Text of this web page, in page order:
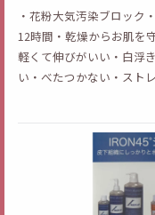
・花粉大気汚染ブロック
12時間・乾燥からお肌を
軽くて伸びがいい・白浮
い・べたつかない・スト